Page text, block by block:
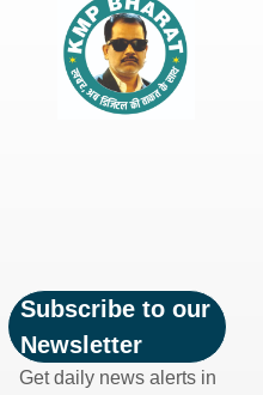
Subscribe to our
Newsletter
Get daily news alerts in